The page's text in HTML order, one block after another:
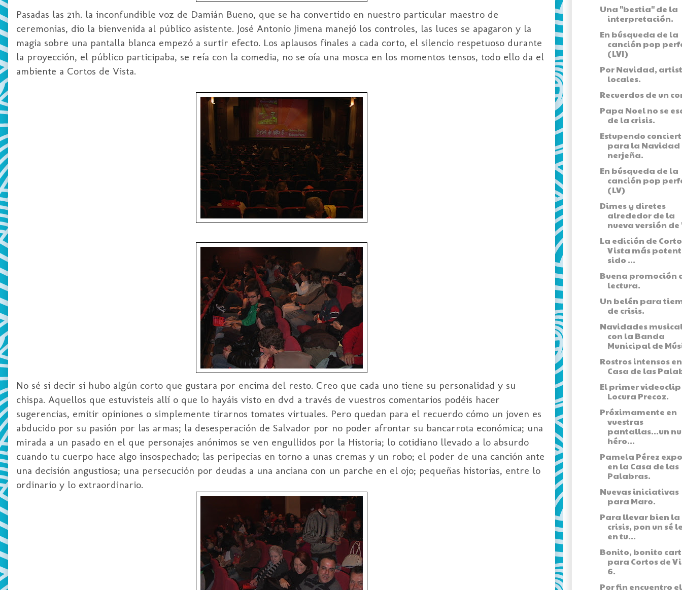
Pasadas las 21h. la inconfundible voz de Damián Bueno, que se ha convertido en nuestro particular maestro de
ceremonias, dio la bienvenida al público asistente. José Antonio Jimena manejó los controles, las luces se apagaron y la
magia sobre una pantalla blanca empezó a surtir efecto. Los aplausos finales a cada corto, el silencio respetuoso durante
la proyección, el público participaba, se reía con la comedia, no se oía una mosca en los momentos tensos, todo ello da el
ambiente a Cortos de Vista.
No sé si decir si hubo algún corto que gustara por encima del resto. Creo que cada uno tiene su personalidad y su
chispa. Aquellos que estuvisteis allí o que lo hayáis visto en dvd a través de vuestros comentarios podéis hacer
sugerencias, emitir opiniones o simplemente tirarnos tomates virtuales. Pero quedan para el recuerdo cómo un joven es
abducido por su pasión por las armas; la desesperación de Salvador por no poder afrontar su bancarrota económica; una
mirada a un pasado en el que personajes anónimos se ven engullidos por la Historia; lo cotidiano llevado a lo absurdo
cuando tu cuerpo hace algo insospechado; las peripecias en torno a unas cremas y un robo; el poder de una canción ante
una decisión angustiosa; una persecución por deudas a una anciana con un parche en el ojo; pequeñas historias, entre lo
ordinario y lo extraordinario.
Una "bestia" de la
interpretación.
En búsqueda de la
canción pop
(LVI)
Por Navidad,
locales.
Recuerdos de un
Papa Noel no se
de la crisis.
Estupendo
para la Navidad
nerjeña.
En búsqueda de la
canción pop
(LV)
Dimes y diretes
alrededor de la
nueva versión de
La edición de
Vista más
sido ...
Buena promoción
lectura.
Un belén para
de crisis.
Navidades
con la Banda
Municipal de
Rostros intensos
Casa de las
El primer
Locura Precoz.
Próximamente en
vuestras
pantallas...un
héro...
Pamela Pérez
en la Casa de las
Palabras.
Nuevas iniciativas
para Maro.
Para llevar bien la
crisis, pon un sé
en tu...
Bonito, bonito
para Cortos de
6.
Por fin encuentro el